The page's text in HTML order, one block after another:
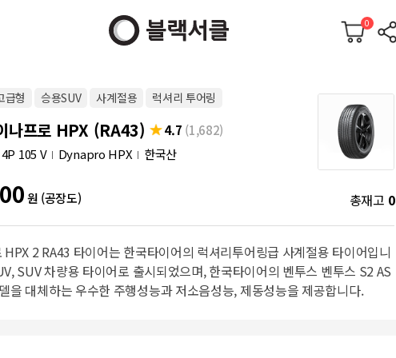
0
급형 승용SUV 사계절용 럭셔리 투어링
나프로 HPX (RA43) 4.7 (1,682)
105 V
Dynapro HPX 한국산
원 (공장도) 총재고 0
HPX 2 RA43 타이어는 한국타이어의 럭셔리투어링급 사계절용 타이어입니
SUV 차량용 타이어로 출시되었으며, 한국타이어의 벤투스 벤투스 S2 AS
을 대체하는 우수한 주행성능과 저소음성능, 제동성능을 제공합니다.